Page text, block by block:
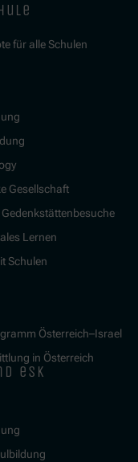
für alle Schulen
Gesellschaft
Lernen
Schulen
Österreich–Israel
in Österreich
esk